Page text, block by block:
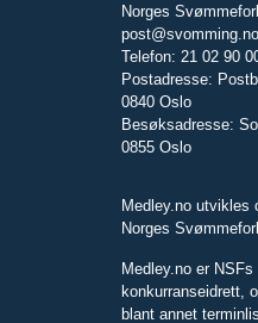
Norges
post@svomming.no
Telefon: 21 02 90
Postadresse:
0840 Oslo
Besøksadresse:
0855 Oslo
Medley.no utvikles
Norges
Medley.no er NSFs
konkurranseidrett,
blant annet